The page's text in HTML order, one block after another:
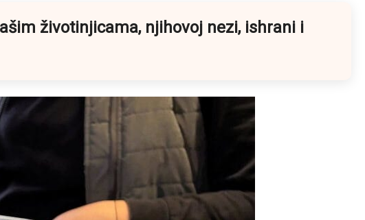
životinjicama, njihovoj nezi, ishrani i